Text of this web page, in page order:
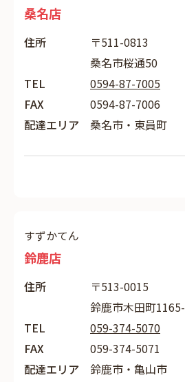
桑名店
住所
〒511-0813
桑名市桜通50
TEL
0594-87-7005
FAX
0594-87-7006
配達エリア
桑名市・東員町
すずかてん
鈴鹿店
住所
〒513-0015
鈴鹿市木田町
TEL
059-374-5070
FAX
059-374-5071
配達エリア
鈴鹿市・亀山市